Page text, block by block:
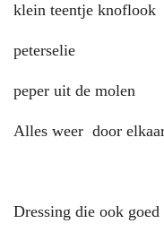
klein teentje knoflook
peterselie
peper uit de molen
Alles weer door
Dressing die ook